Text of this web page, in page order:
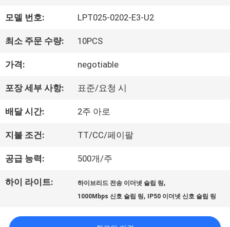
쇼
우
리
에
대
하
여
모델 번호: LPT025-0202-E3-U2
최소 주문 수량: 10PCS
가격: negotiable
포장 세부 사항: 표준/요청 시
배달 시간: 2주 아로
지불 조건: TT/CC/페이팔
공급 능력: 500개/주
하이 라이트: 하이브리드 전송 이더넷 슬립 링,
1000Mbps 신호 슬립 링, IP50 이더넷 신호 슬립 링